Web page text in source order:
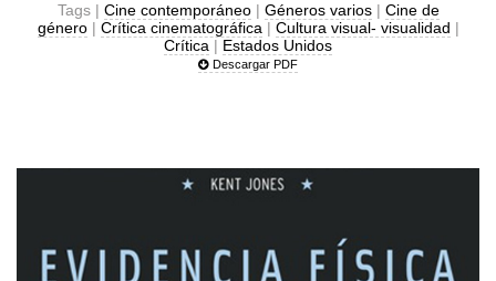
Tags | Cine contemporáneo| Géneros varios| Cine de
género| Crítica cinematográfica | Cultura visual- visualidad |
Crítica | Estados Unidos
Descargar PDF